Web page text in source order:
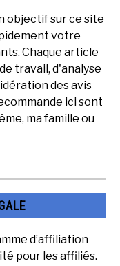
objectif sur ce site
votre
Chaque article
travail, d'analyse
des avis
ici sont
ma famille ou
d’affiliation
pour les affiliés.